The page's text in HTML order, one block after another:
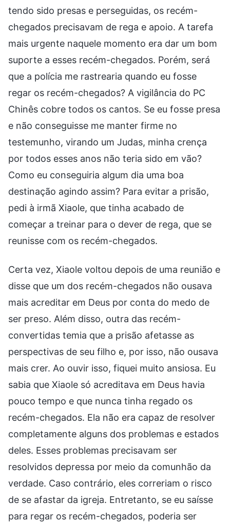
tendo sido presas e perseguidas, os recém-
chegados precisavam de rega e apoio. A tarefa
mais urgente naquele momento era dar um bom
suporte a esses recém-chegados. Porém, será
que a polícia me rastrearia quando eu fosse
regar os recém-chegados? A vigilância do PC
Chinês cobre todos os cantos. Se eu fosse presa
e não conseguisse me manter firme no
testemunho, virando um Judas, minha crença
por todos esses anos não teria sido em vão?
Como eu conseguiria algum dia uma boa
destinação agindo assim? Para evitar a prisão,
pedi à irmã Xiaole, que tinha acabado de
começar a treinar para o dever de rega, que se
reunisse com os recém-chegados.
Certa vez, Xiaole voltou depois de uma reunião e
disse que um dos recém-chegados não ousava
mais acreditar em Deus por conta do medo de
ser preso. Além disso, outra das recém-
convertidas temia que a prisão afetasse as
perspectivas de seu filho e, por isso, não ousava
mais crer. Ao ouvir isso, fiquei muito ansiosa. Eu
sabia que Xiaole só acreditava em Deus havia
pouco tempo e que nunca tinha regado os
recém-chegados. Ela não era capaz de resolver
completamente alguns dos problemas e estados
deles. Esses problemas precisavam ser
resolvidos depressa por meio da comunhão da
verdade. Caso contrário, eles correriam o risco
de se afastar da igreja. Entretanto, se eu saísse
para regar os recém-chegados, poderia ser